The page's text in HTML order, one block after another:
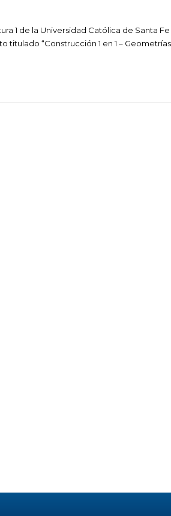
1 de la Universidad Católica de Santa Fe
titulado “Construcción 1 en 1 –